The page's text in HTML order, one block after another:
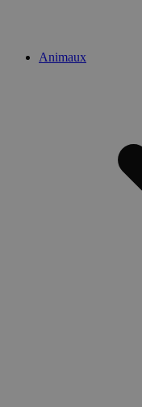
Animaux